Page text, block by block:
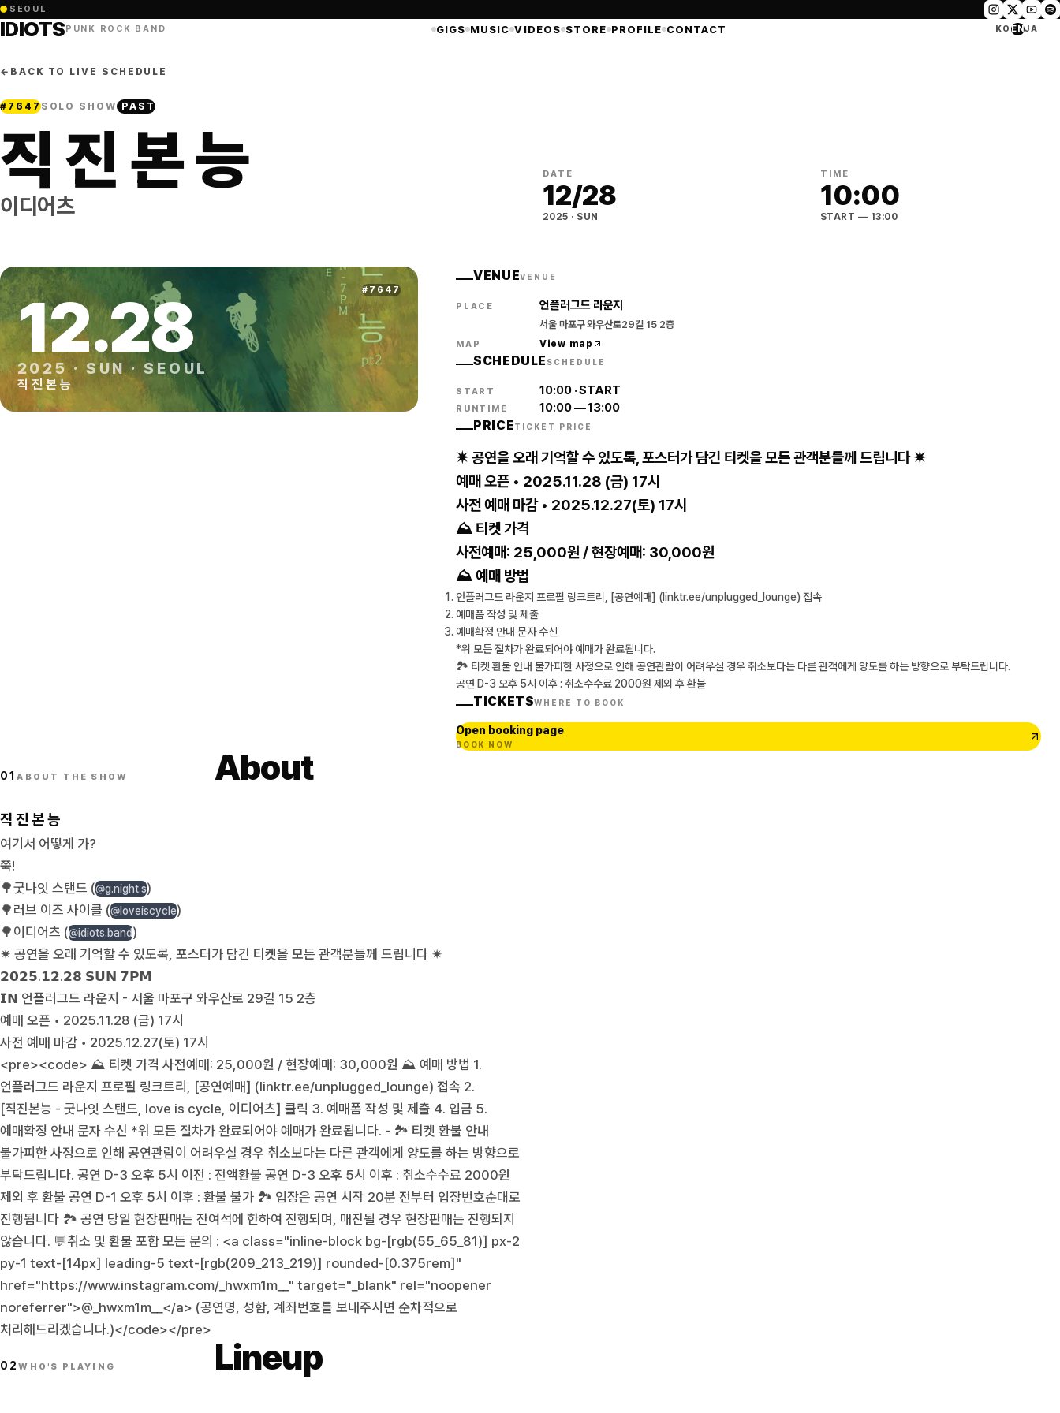
● SEOUL
IDIOTSPUNK ROCK BAND GIGS MUSIC VIDEOS STORE PROFILE CONTACT KO ENJA
← BACK TO LIVE SCHEDULE
# 7647SOLO SHOW PAST
직 진 본 능
이디어츠
DATE
12/28
2025 · SUN
TIME
10:00
START — 13:00
# 7647
12.28
2025 ·SUN·SEOUL
직 진 본 능
VENUEVENUE
PLACE 언플러그드 라운지
서울 마포구 와우산로29길 15 2층
MAP View map
SCHEDULE SCHEDULE
START 10:00·START
RUNTIME 10:00—13:00
PRICETICKET PRICE
✷ 공연을 오래 기억할 수 있도록, 포스터가 담긴 티켓을 모든 관객분들께 드립니다 ✷
예매 오픈 • 2025.11.28 (금) 17시
사전 예매 마감 • 2025.12.27(토) 17시
⛰️ 티켓 가격
사전예매: 25,000원 / 현장예매: 30,000원
⛰️ 예매 방법
언플러그드 라운지 프로필 링크트리, [공연예매] (linktr.ee/unplugged_lounge) 접속
예매폼 작성 및 제출
예매확정 안내 문자 수신
*위 모든 절차가 완료되어야 예매가 완료됩니다.
🏞️ 티켓 환불 안내 불가피한 사정으로 인해 공연관람이 어려우실 경우 취소보다는 다른 관객에게 양도를 하는 방향으로 부탁드립니다.
공연 D-3 오후 5시 이후 : 취소수수료 2000원 제외 후 환불
TICKETSWHERE TO BOOK
Open booking page
BOOK NOW
01ABOUT THE SHOW About
직 진 본 능
여기서 어떻게 가?
쭉!
🌳굿나잇 스탠드 (@g.night.s)
🌳러브 이즈 사이클 (@loveiscycle)
🌳이디어츠 (@idiots.band)
✷ 공연을 오래 기억할 수 있도록, 포스터가 담긴 티켓을 모든 관객분들께 드립니다 ✷
𝟮𝟬𝟮𝟱.𝟭𝟮.𝟮𝟴 𝗦𝗨𝗡 𝟳𝗣𝗠
𝗜𝗡 언플러그드 라운지 - 서울 마포구 와우산로 29길 15 2층
예매 오픈 • 2025.11.28 (금) 17시
사전 예매 마감 • 2025.12.27(토) 17시
<pre><code> ⛰️ 티켓 가격 사전예매: 25,000원 / 현장예매: 30,000원 ⛰️ 예매 방법 1.
언플러그드 라운지 프로필 링크트리, [공연예매] (linktr.ee/unplugged_lounge) 접속 2.
[직진본능 - 굿나잇 스탠드, love is cycle, 이디어츠] 클릭 3. 예매폼 작성 및 제출 4. 입금 5.
예매확정 안내 문자 수신 *위 모든 절차가 완료되어야 예매가 완료됩니다. - 🏞️ 티켓 환불 안내
불가피한 사정으로 인해 공연관람이 어려우실 경우 취소보다는 다른 관객에게 양도를 하는 방향으로
부탁드립니다. 공연 D-3 오후 5시 이전 : 전액환불 공연 D-3 오후 5시 이후 : 취소수수료 2000원
제외 후 환불 공연 D-1 오후 5시 이후 : 환불 불가 🏞️ 입장은 공연 시작 20분 전부터 입장번호순대로
진행됩니다 🏞️ 공연 당일 현장판매는 잔여석에 한하여 진행되며, 매진될 경우 현장판매는 진행되지
않습니다. 💬취소 및 환불 포함 모든 문의 : <a class="inline-block bg-[rgb(55_65_81)] px-2
py-1 text-[14px] leading-5 text-[rgb(209_213_219)] rounded-[0.375rem]"
href="https://www.instagram.com/_hwxm1m__" target="_blank" rel="noopener
noreferrer">@_hwxm1m__</a> (공연명, 성함, 계좌번호를 보내주시면 순차적으로
처리해드리겠습니다.)</code></pre>
02WHO'S PLAYING Lineup